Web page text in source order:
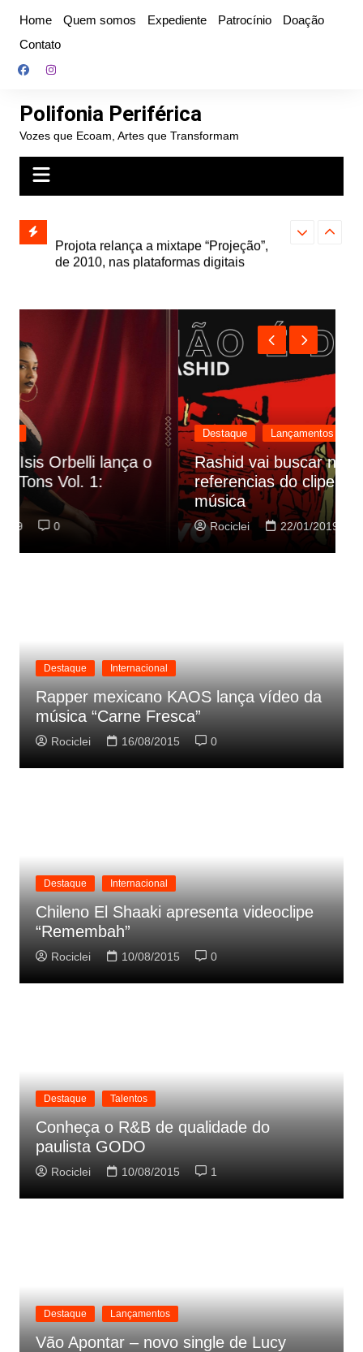
conteúdo
Home Quem somos Expediente Patrocínio
Doação
Contato
Polifonia Periférica
Vozes que Ecoam, Artes que Transformam
e abre
autoral,
de 2010, nas plataformas digitais
Farofa
Destaque Lançamentos
Rashid vai buscar nos HQs as
referencias do clipe de sua nova
música
Rociclei 22/01/2019 0
Destaque Internacional
Rapper mexicano KAOS lança vídeo da
música “Carne Fresca”
Rociclei 16/08/2015 0
Destaque Internacional
Chileno El Shaaki apresenta videoclipe
“Remembah”
Rociclei 10/08/2015 0
Destaque Talentos
Conheça o R&B de qualidade do
paulista GODO
Rociclei 10/08/2015 1
Destaque Lançamentos
Vão Apontar – novo single de Lucy